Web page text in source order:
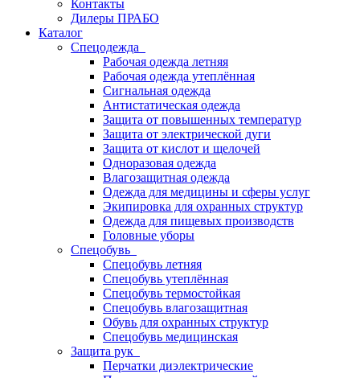
Контакты
Дилеры ПРАБО
Каталог
Спецодежда
Рабочая одежда летняя
Рабочая одежда утеплённая
Сигнальная одежда
Антистатическая одежда
Защита от повышенных температур
Защита от электрической дуги
Защита от кислот и щелочей
Одноразовая одежда
Влагозащитная одежда
Одежда для медицины и сферы услуг
Экипировка для охранных структур
Одежда для пищевых производств
Головные уборы
Спецобувь
Спецобувь летняя
Спецобувь утеплённая
Спецобувь термостойкая
Спецобувь влагозащитная
Обувь для охранных структур
Спецобувь медицинская
Защита рук
Перчатки диэлектрические